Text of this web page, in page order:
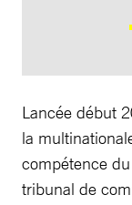
Lancée début
la
compétence
tribunal de